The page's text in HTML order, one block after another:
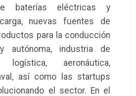
baterías eléctricas y
nuevas fuentes de
para la conducción
autónoma, industria de
logística, aeronáutica,
así como las startups
el sector. En el